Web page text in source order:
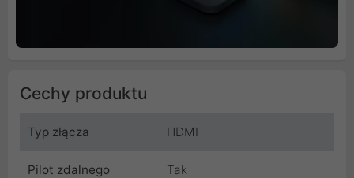
Cechy produktu
Typ złącza HDMI
Pilot zdalnego
Tak